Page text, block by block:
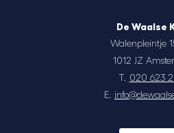
De Waalse
Walenpleintje
1012 JZ
T. 020 623
E.